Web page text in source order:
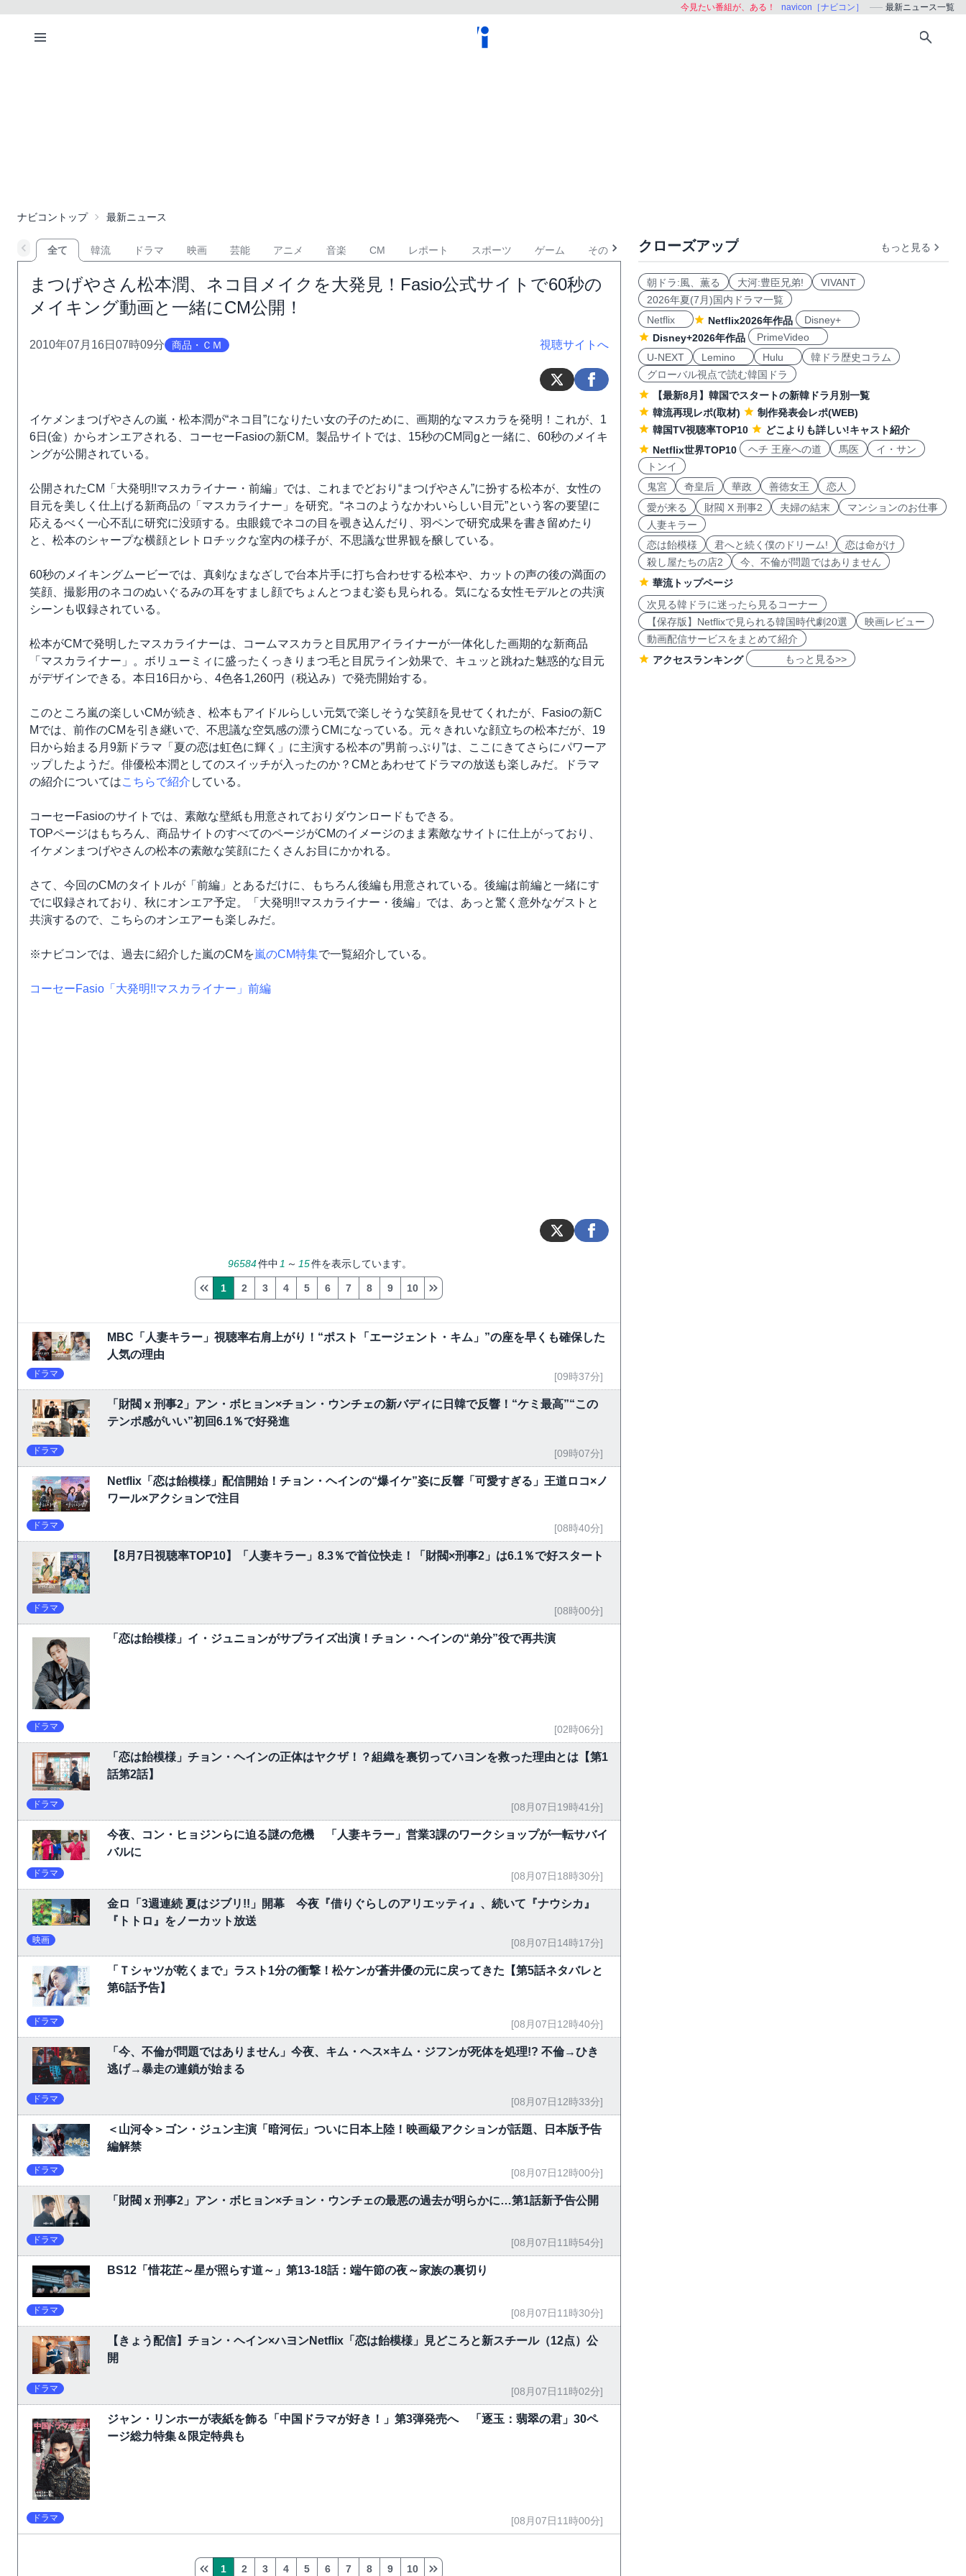
今見たい番組が、ある！ navicon［ナビコン］ 最新ニュース一覧
ナビコントップ 最新ニュース
全て 韓流 ドラマ 映画 芸能 アニメ 音楽 CM レポート スポーツ ゲーム その他
まつげやさん松本潤、ネコ目メイクを大発見！Fasio公式サイトで60秒の
メイキング動画と一緒にCM公開！
2010年07月16日07時09分 商品・ＣＭ 視聴サイトへ
イケメンまつげやさんの嵐・松本潤が“ネコ目”になりたい女の子のために、画期的なマスカラを発明！これが、1
6日(金）からオンエアされる、コーセーFasioの新CM。製品サイトでは、15秒のCM同gと一緒に、60秒のメイキ
ングが公開されている。
公開されたCM「大発明!!マスカライナー・前編」では、これまでどおり“まつげやさん”に扮する松本が、女性の
目元を美しく仕上げる新商品の「マスカライナー」を研究。“ネコのようなかわいらしい目元”という客の要望に
応えるべく一心不乱に研究に没頭する。虫眼鏡でネコの目を覗き込んだり、羽ペンで研究成果を書き留めたり
と、松本のシャープな横顔とレトロチックな室内の様子が、不思議な世界観を醸している。
60秒のメイキングムービーでは、真剣なまなざしで台本片手に打ち合わせする松本や、カットの声の後の満面の
笑顔、撮影用のネコのぬいぐるみの耳をすまし顔でちょんとつまむ姿も見られる。気になる女性モデルとの共演
シーンも収録されている。
松本がCMで発明したマスカライナーは、コームマスカラと目尻用アイライナーが一体化した画期的な新商品
「マスカライナー」。ボリューミィに盛ったくっきりまつ毛と目尻ライン効果で、キュッと跳ねた魅惑的な目元
がデザインできる。本日16日から、4色各1,260円（税込み）で発売開始する。
このところ嵐の楽しいCMが続き、松本もアイドルらしい元気で楽しそうな笑顔を見せてくれたが、Fasioの新C
Mでは、前作のCMを引き継いで、不思議な空気感の漂うCMになっている。元々きれいな顔立ちの松本だが、19
日から始まる月9新ドラマ「夏の恋は虹色に輝く」に主演する松本の”男前っぷり”は、ここにきてさらにパワーア
ップしたようだ。俳優松本潤としてのスイッチが入ったのか？CMとあわせてドラマの放送も楽しみだ。ドラマ
の紹介についてはこちらで紹介 している。
コーセーFasioのサイトでは、素敵な壁紙も用意されておりダウンロードもできる。
TOPページはもちろん、商品サイトのすべてのページがCMのイメージのまま素敵なサイトに仕上がっており、
イケメンまつげやさんの松本の素敵な笑顔にたくさんお目にかかれる。
さて、今回のCMのタイトルが「前編」とあるだけに、もちろん後編も用意されている。後編は前編と一緒にす
でに収録されており、秋にオンエア予定。「大発明!!マスカライナー・後編」では、あっと驚く意外なゲストと
共演するので、こちらのオンエアーも楽しみだ。
※ナビコンでは、過去に紹介した嵐のCMを嵐のCM特集で一覧紹介している。
コーセーFasio「大発明!!マスカライナー」前編
96584件中 1 ～ 15件を表示しています。
1 2 3 4 5 6 7 8 9 10
MBC「人妻キラー」視聴率右肩上がり！“ポスト「エージェント・キム」”の座を早くも確保した
人気の理由
ドラマ [09時37分]
「財閥 x 刑事2」アン・ボヒョン×チョン・ウンチェの新バディに日韓で反響！“ケミ最高”“この
テンポ感がいい”初回6.1％で好発進
ドラマ [09時07分]
Netflix「恋は飴模様」配信開始！チョン・ヘインの“爆イケ”姿に反響「可愛すぎる」王道ロコ×ノ
ワール×アクションで注目
ドラマ [08時40分]
【8月7日視聴率TOP10】「人妻キラー」8.3％で首位快走！「財閥×刑事2」は6.1％で好スタート
ドラマ [08時00分]
「恋は飴模様」イ・ジュニョンがサプライズ出演！チョン・ヘインの“弟分”役で再共演
ドラマ [02時06分]
「恋は飴模様」チョン・ヘインの正体はヤクザ！？組織を裏切ってハヨンを救った理由とは【第1
話第2話】
ドラマ [08月07日19時41分]
今夜、コン・ヒョジンらに迫る謎の危機 「人妻キラー」営業3課のワークショップが一転サバイ
バルに
ドラマ [08月07日18時30分]
金ロ「3週連続 夏はジブリ!!」開幕 今夜『借りぐらしのアリエッティ』、続いて『ナウシカ』
『トトロ』をノーカット放送
映画 [08月07日14時17分]
「Ｔシャツが乾くまで」ラスト1分の衝撃！松ケンが蒼井優の元に戻ってきた【第5話ネタバレと
第6話予告】
ドラマ [08月07日12時40分]
「今、不倫が問題ではありません」今夜、キム・ヘス×キム・ジフンが死体を処理!? 不倫→ひき
逃げ→暴走の連鎖が始まる
ドラマ [08月07日12時33分]
＜山河令＞ゴン・ジュン主演「暗河伝」ついに日本上陸！映画級アクションが話題、日本版予告
編解禁
ドラマ [08月07日12時00分]
「財閥 x 刑事2」アン・ボヒョン×チョン・ウンチェの最悪の過去が明らかに…第1話新予告公開
ドラマ [08月07日11時54分]
BS12「惜花芷～星が照らす道～」第13-18話：端午節の夜～家族の裏切り
ドラマ [08月07日11時30分]
【きょう配信】チョン・ヘイン×ハヨンNetflix「恋は飴模様」見どころと新スチール（12点）公
開
ドラマ [08月07日11時02分]
ジャン・リンホーが表紙を飾る「中国ドラマが好き！」第3弾発売へ 「逐玉：翡翠の君」30ペ
ージ総力特集＆限定特典も
ドラマ [08月07日11時00分]
1 2 3 4 5 6 7 8 9 10
クローズアップ もっと見る
朝ドラ:風、薫る 大河:豊臣兄弟!
VIVANT
2026年夏(7月)国内ドラマ一覧
Netflix
Netflix2026年作品
Disney+
Disney+2026年作品
PrimeVideo
U-NEXT
Lemino Hulu
韓ドラ歴史コラム
グローバル視点で読む韓国ドラ
【最新8月】韓国でスタートの新韓ドラ月別一覧
韓流再現レポ(取材)
制作発表会レポ(WEB)
韓国TV視聴率TOP10
どこよりも詳しい!キャスト紹介
Netflix世界TOP10
ヘチ 王座への道 馬医
イ・サン
トンイ
鬼宮
奇皇后 華政 善徳女王
恋人
愛が来る
財閥 X 刑事2 夫婦の結末
マンションのお仕事
人妻キラー
恋は飴模様
君へと続く僕のドリーム!
恋は命がけ
殺し屋たちの店2
今、不倫が問題ではありません
華流トップページ
次見る韓ドラに迷ったら見るコーナー
【保存版】Netflixで見られる韓国時代劇20選
映画レビュー
動画配信サービスをまとめて紹介
アクセスランキング
もっと見る>>